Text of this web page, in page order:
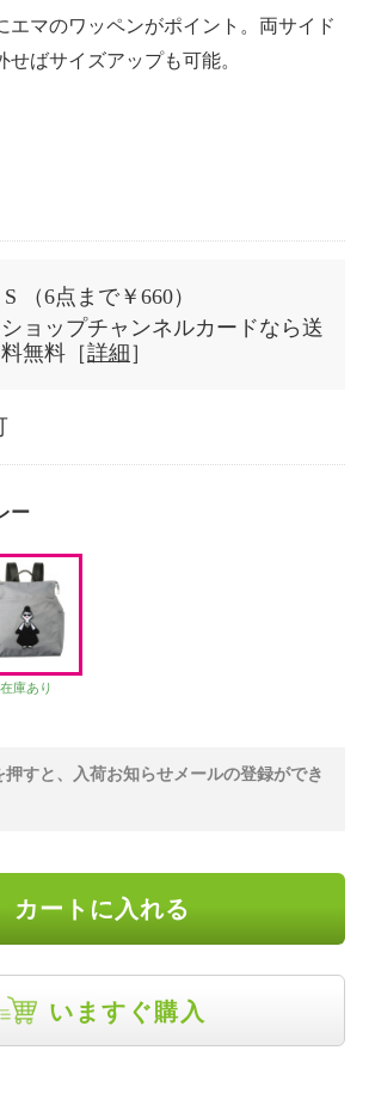
エマのワッペンがポイント。両サイド
せばサイズアップも可能。
（6点まで￥660）
ショップチャンネルカードなら送
料無料［詳細 ］
ー
在庫あり
押すと、入荷お知らせメールの登録ができ
カートに入れる
いますぐ購入